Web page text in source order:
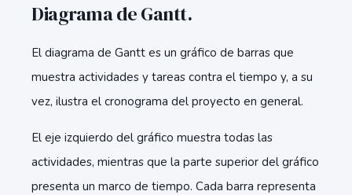
Diagrama de Gantt.
El diagrama de Gantt es un gráfico de barras que
muestra actividades y tareas contra el tiempo y, a su
vez, ilustra el cronograma del proyecto en general.
El eje izquierdo del gráfico muestra todas las
actividades, mientras que la parte superior del gráfico
presenta un marco de tiempo. Cada barra representa